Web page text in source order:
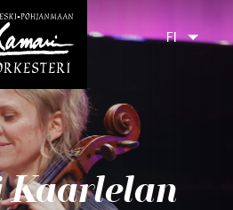
FI
Kaarlelan